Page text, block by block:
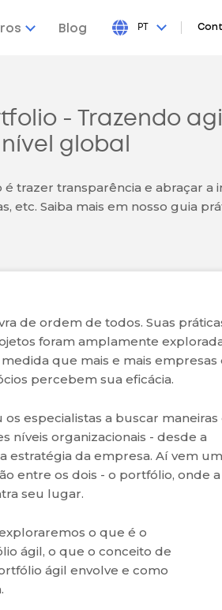
Blog PT
- Trazendo
global
trazer transparência e abraçar a
etc. Saiba mais em nosso guia
de ordem de todos. Suas
foram amplamente
medida que mais e mais empresas
percebem sua eficácia.
os especialistas a buscar maneiras
níveis organizacionais - desde a
estratégia da empresa. Aí vem um
entre os dois - o portfólio, onde a
seu lugar.
o que é o
ágil, o que o conceito de
ágil envolve e como